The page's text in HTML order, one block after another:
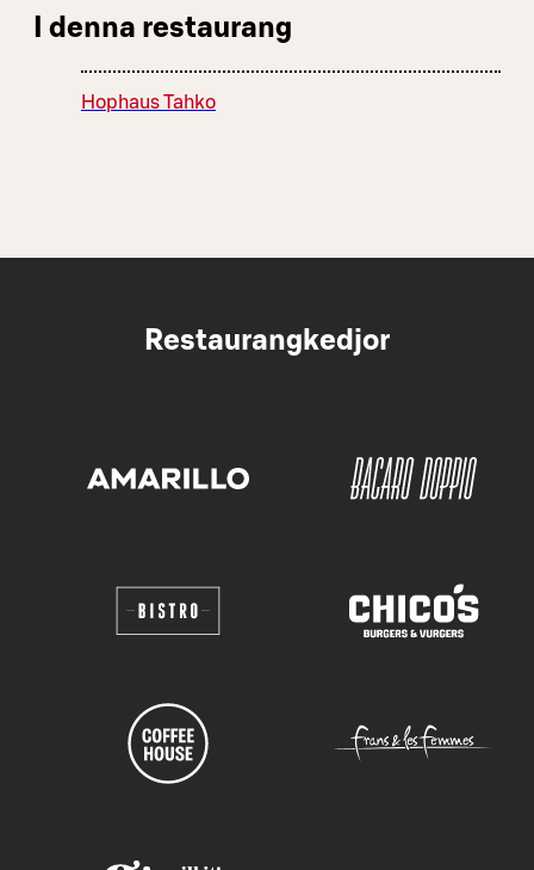
I denna restaurang
Hophaus Tahko
Restaurangkedjor